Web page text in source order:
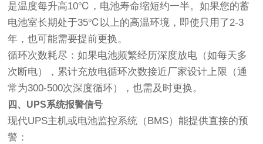
是温度每升高10℃，电池寿命缩短约一半。如果您的蓄
电池室长期处于35℃以上的高温环境，即使只用了2-3
年，也可能需要提前更换。
循环次数耗尽：如果电池频繁经历深度放电（如每天多
次断电），累计充放电循环次数接近厂家设计上限（通
常为300-500次深度循环），也需及时更换。
四、UPS系统报警信号
现代UPS主机或电池监控系统（BMS）能提供直接的预
警：